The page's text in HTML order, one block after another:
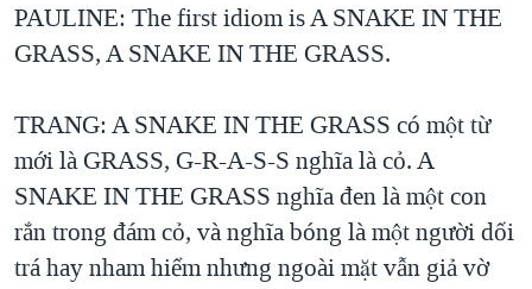
GIÁO DỤC
TRỊNH VĨNH BÌNH VS. CHÍNH PHỦ VIỆT NAM
NGƯ DÂN VIỆT VÀ LÀN SÓNG TRỘM HẢI SÂM
BÊN KIA QUỐC LỘ: TIẾNG VỌNG TỪ NÔNG THÔN MỸ
QUAN HỆ VIỆT MỸ
PAULINE: The first idiom is A SNAKE IN THE
GRASS, A SNAKE IN THE GRASS.
TRANG: A SNAKE IN THE GRASS có một từ
mới là GRASS, G-R-A-S-S nghĩa là cỏ. A
SNAKE IN THE GRASS nghĩa đen là một con
rắn trong đám cỏ, và nghĩa bóng là một người dối
trá hay nham hiểm nhưng ngoài mặt vẫn giả vờ